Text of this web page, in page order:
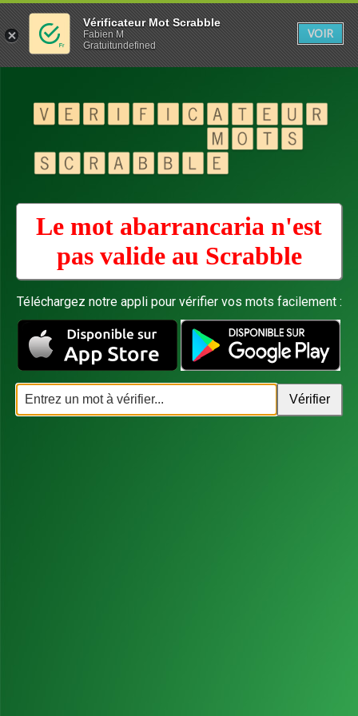
Le mot abarrancaria n'est
pas valide au Scrabble
Téléchargez notre appli pour vérifier vos mots facilement :
Vérificateur Mot Scrabble
Fabien M
Gratuitundefined
VOIR